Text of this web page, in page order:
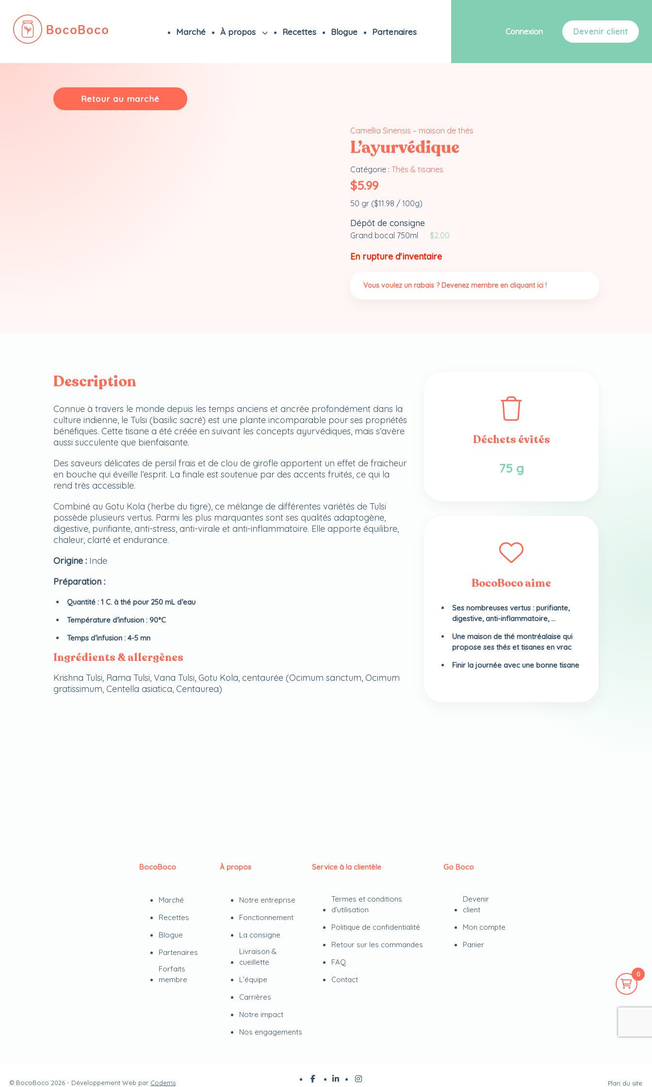
Marché À propos Recettes Blogue Partenaires Connexion Devenir client
0
Retour au marché
Camellia Sinensis – maison de thés
L’ayurvédique
Catégorie : Thés & tisanes
$5.99
50 gr ($11.98 / 100g)
Dépôt de consigne
Grand bocal 750ml $2.00
En rupture d'inventaire
Vous voulez un rabais ? Devenez membre en cliquant ici !
Description
Connue à travers le monde depuis les temps anciens et ancrée profondément dans la
culture indienne, le Tulsi (basilic sacré) est une plante incomparable pour ses propriétés
bénéfiques. Cette tisane a été créée en suivant les concepts ayurvédiques, mais s’avère
aussi succulente que bienfaisante.
Des saveurs délicates de persil frais et de clou de girofle apportent un effet de fraicheur
en bouche qui éveille l’esprit. La finale est soutenue par des accents fruités, ce qui la
rend très accessible.
Combiné au Gotu Kola (herbe du tigre), ce mélange de différentes variétés de Tulsi
possède plusieurs vertus. Parmi les plus marquantes sont ses qualités adaptogène,
digestive, purifiante, anti-stress, anti-virale et anti-inflammatoire. Elle apporte équilibre,
chaleur, clarté et endurance.
Origine :Inde
Préparation :
Quantité :1 C. à thé pour 250 mL d’eau
Température d’infusion :90°C
Temps d’infusion :4-5 mn
Ingrédients & allergènes
Krishna Tulsi, Rama Tulsi, Vana Tulsi, Gotu Kola, centaurée (Ocimum sanctum, Ocimum
gratissimum, Centella asiatica, Centaurea)
Déchets évités
75 g
BocoBoco aime
Ses nombreuses vertus : purifiante,
digestive, anti-inflammatoire, ...
Une maison de thé montréalaise qui
propose ses thés et tisanes en vrac
Finir la journée avec une bonne tisane
BocoBoco
Marché
Recettes
Blogue
Partenaires
Forfaits
membre
À propos
Notre entreprise
Fonctionnement
La consigne
Livraison &
cueillette
L’équipe
Carrières
Notre impact
Nos engagements
Service à la clientèle
Termes et conditions
d’utilisation
Politique de confidentialité
Retour sur les commandes
FAQ
Contact
Go Boco
Devenir
client
Mon compte
Panier
© BocoBoco 2026 - Développement Web par Codems Plan du site